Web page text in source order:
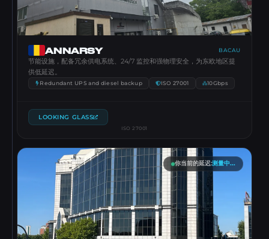
ANNARSY BACAU
节能设施，配备冗余供电系统、24/7 监控和强物理安全，为东欧地区提
供低延迟。
Redundant UPS and diesel backup ISO 27001 10Gbps
LOOKING GLASS
ISO 27001
你当前的延迟:测量中...